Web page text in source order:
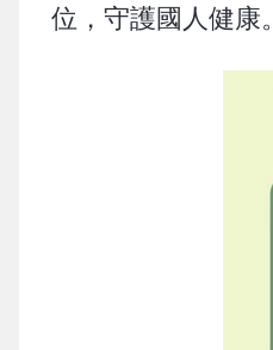
位，守護國人健康。